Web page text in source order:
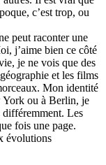
c’est trop, ou
peut raconter une
j’aime bien ce côté
je ne vois que des
et les films
Mon identité
York ou à Berlin, je
différemment. Les
fois une page.
évolutions